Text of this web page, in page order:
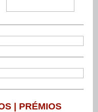
| PRÉMIOS